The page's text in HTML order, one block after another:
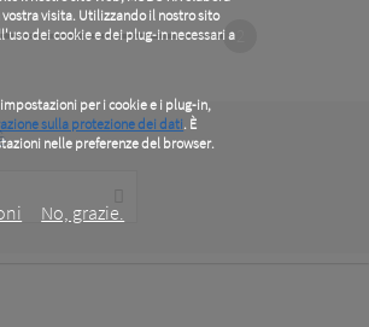
visita. Utilizzando il nostro sito
dei cookie e dei plug-in necessari a
per i cookie e i plug-in,
sulla protezione dei dati. È
nelle preferenze del browser.
No, grazie.